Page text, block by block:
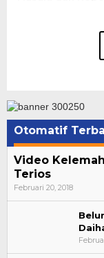
Otomatif
Video
Terios
Februari 20, 2018